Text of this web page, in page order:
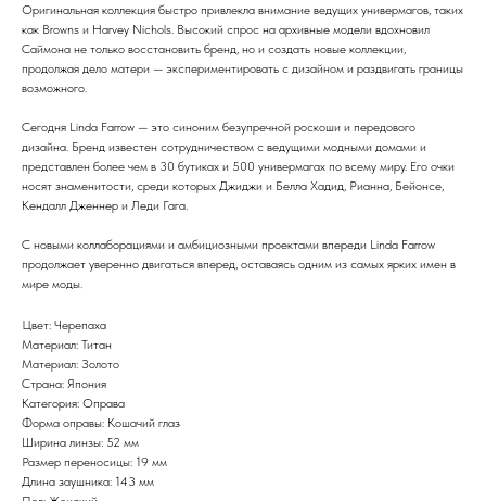
Оригинальная коллекция быстро привлекла внимание ведущих универмагов, таких
как Browns и Harvey Nichols. Высокий спрос на архивные модели вдохновил
Саймона не только восстановить бренд, но и создать новые коллекции,
продолжая дело матери — экспериментировать с дизайном и раздвигать границы
возможного.
Сегодня Linda Farrow — это синоним безупречной роскоши и передового
дизайна. Бренд известен сотрудничеством с ведущими модными домами и
представлен более чем в 30 бутиках и 500 универмагах по всему миру. Его очки
носят знаменитости, среди которых Джиджи и Белла Хадид, Рианна, Бейонсе,
Кендалл Дженнер и Леди Гага.
С новыми коллаборациями и амбициозными проектами впереди Linda Farrow
продолжает уверенно двигаться вперед, оставаясь одним из самых ярких имен в
мире моды.
Цвет: Черепаха
Материал: Титан
Материал: Золото
Страна: Япония
Категория: Оправа
Форма оправы: Кошачий глаз
Ширина линзы: 52 мм
Размер переносицы: 19 мм
Длина заушника: 143 мм